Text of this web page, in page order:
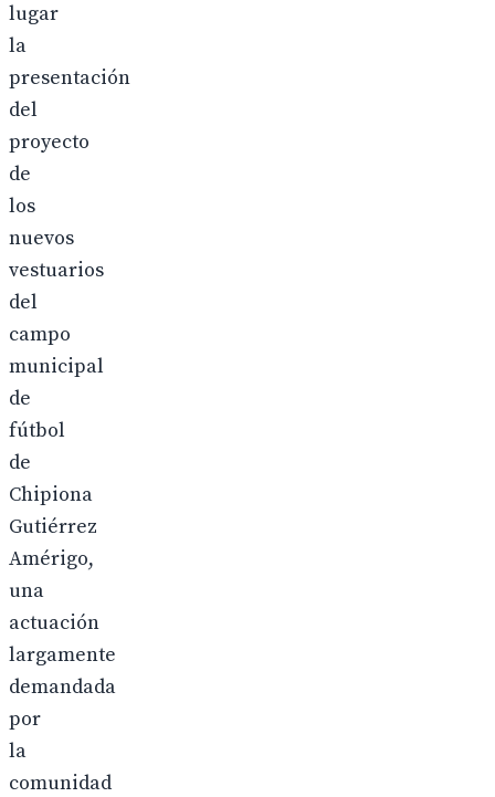
lugar
la
presentación
del
proyecto
de
los
nuevos
vestuarios
del
campo
municipal
de
fútbol
de
Chipiona
Gutiérrez
Amérigo,
una
actuación
largamente
demandada
por
la
comunidad